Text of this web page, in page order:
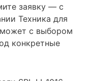
заявку — с
Техника для
с выбором
конкретные